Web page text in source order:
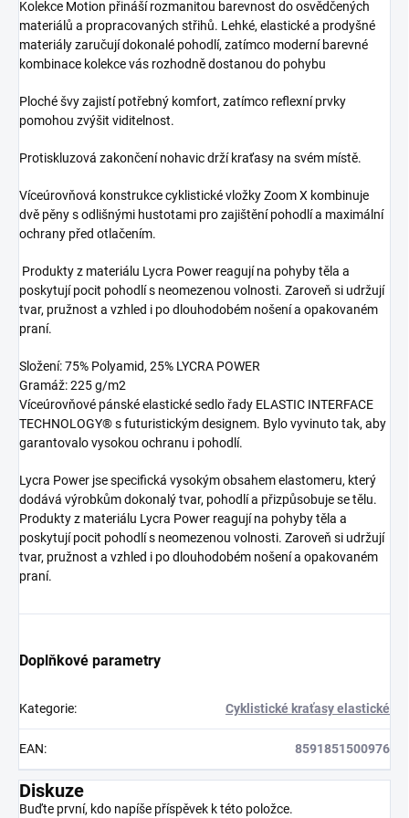
Kolekce Motion přináší rozmanitou barevnost do osvědčených
materiálů a propracovaných střihů. Lehké, elastické a prodyšné
materiály zaručují dokonalé pohodlí, zatímco moderní barevné
kombinace kolekce vás rozhodně dostanou do pohybu
Ploché švy zajistí potřebný komfort, zatímco reflexní prvky
pomohou zvýšit viditelnost.
Protiskluzová zakončení nohavic drží kraťasy na svém místě.
Víceúrovňová konstrukce cyklistické vložky Zoom X kombinuje
dvě pěny s odlišnými hustotami pro zajištění pohodlí a maximální
ochrany před otlačením.
Produkty z materiálu Lycra Power reagují na pohyby těla a
poskytují pocit pohodlí s neomezenou volnosti. Zaroveň si udržují
tvar, pružnost a vzhled i po dlouhodobém nošení a opakovaném
praní.
Složení: 75% Polyamid, 25% LYCRA POWER
Gramáž: 225 g/m2
Víceúrovňové pánské elastické sedlo řady ELASTIC INTERFACE
TECHNOLOGY® s futuristickým designem. Bylo vyvinuto tak, aby
garantovalo vysokou ochranu i pohodlí.
Lycra Power jse specifická vysokým obsahem elastomeru, který
dodává výrobkům dokonalý tvar, pohodlí a přizpůsobuje se tělu.
Produkty z materiálu Lycra Power reagují na pohyby těla a
poskytují pocit pohodlí s neomezenou volnosti. Zaroveň si udržují
tvar, pružnost a vzhled i po dlouhodobém nošení a opakovaném
praní.
Doplňkové parametry
Kategorie: Cyklistické kraťasy elastické
EAN: 8591851500976
Diskuze
Buďte první, kdo napíše příspěvek k této položce.